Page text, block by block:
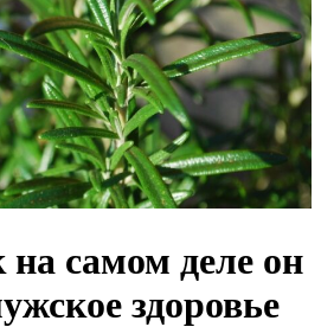
самом деле он
здоровье